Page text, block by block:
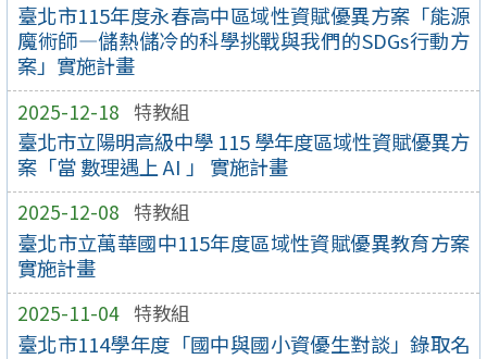
臺北市115年度永春高中區域性資賦優異方案「能源
魔術師—儲熱儲冷的科學挑戰與我們的SDGs行動方
案」實施計畫
2025-12-18 特教組
臺北市立陽明高級中學 115 學年度區域性資賦優異方
案「當 數理遇上 AI 」 實施計畫
2025-12-08 特教組
臺北市立萬華國中115年度區域性資賦優異教育方案
實施計畫
2025-11-04 特教組
臺北市114學年度「國中與國小資優生對談」錄取名